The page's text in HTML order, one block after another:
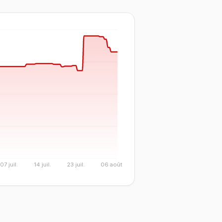
07 juil. 14 juil. 23 juil. 06 août